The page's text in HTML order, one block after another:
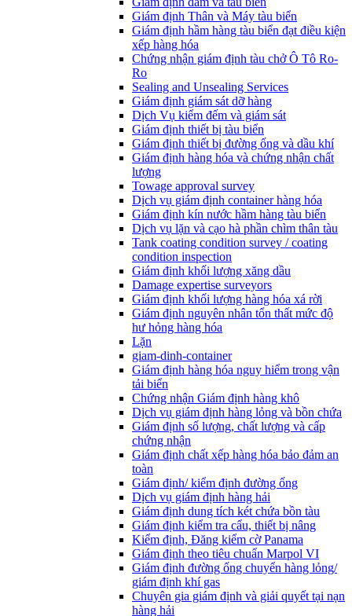
Giám định Thân và Máy tàu biển
​Giám định hầm hàng tàu biển đạt điều kiện
xếp hàng hóa
Chứng nhận giám định tàu chở Ô Tô Ro-
Ro
Sealing and Unsealing Services
Giám định giám sát dỡ hàng
Dịch Vụ kiểm đếm và giám sát
Giám định thiết bị tàu biển
Giám định thiết bị đường ống và dầu khí
Giám định hàng hóa và chứng nhận chất
lượng
Towage approval survey
Dịch vụ giám định container hàng hóa
Giám định kín nước hầm hàng tàu biển
Dịch vụ lặn và cạo hà phần chìm thân tàu
Tank coating condition survey / coating
condition inspection
Giám định khối lượng xăng dầu
Damage expertise surveyors
Giám định khối lượng hàng hóa xá rời
Giám định nguyên nhân tổn thất mức độ
hư hỏng hàng hóa
Lặn
giam-dinh-container
Giám định hàng hóa nguy hiểm trong vận
tải biển
Chứng nhận Giám định hàng khô
Dịch vụ giám định hàng lỏng và bồn chứa
Giám định số lượng, chất lượng và cấp
chứng nhận
Giám định chất xếp hàng hóa bảo đảm an
toàn
Giám định/ kiểm định đường ống
Dịch vụ giám định hàng hải
Giám định dung tích két chứa bồn tàu
Giám định kiểm tra cẩu, thiết bị nâng
Kiểm định, Đăng kiểm cờ Panama
Giám định theo tiêu chuẩn Marpol VI
Giám định đường ống chuyển hàng lỏng/
giám định khí gas
Chuyên gia giám định và giải quyết tại nạn
hàng hải